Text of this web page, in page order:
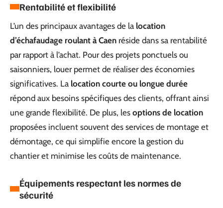
Rentabilité et flexibilité
L’un des principaux avantages de la location
d’échafaudage roulant à Caen réside dans sa rentabilité
par rapport à l’achat. Pour des projets ponctuels ou
saisonniers, louer permet de réaliser des économies
significatives. La location courte ou longue durée
répond aux besoins spécifiques des clients, offrant ainsi
une grande flexibilité. De plus, les options de location
proposées incluent souvent des services de montage et
démontage, ce qui simplifie encore la gestion du
chantier et minimise les coûts de maintenance.
Équipements respectant les normes de
sécurité